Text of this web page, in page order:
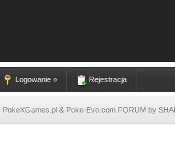
Logowanie » Rejestracja
PokeXGames.pl & Poke-Evo.com FORUM by